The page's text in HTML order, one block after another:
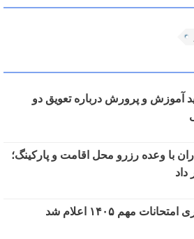
آموزش و پرورش درباره تعویق دو
با وعده رزرو محل اقامت و پارکینگ؛
مهم ۱۴۰۵ اعلام شد